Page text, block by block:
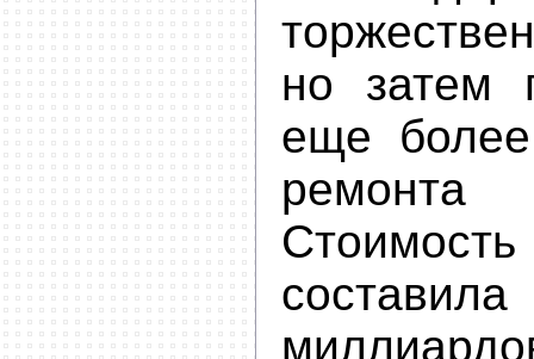
но затем
еще
Стоимость